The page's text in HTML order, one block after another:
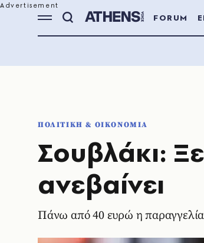
FORUM
ΠΟΛΙΤΙΚΗ & ΟΙΚΟΝΟΜΙΑ
Σουβλάκι:
ανεβαίνει
Πάνω από 40 ευρώ η παραγγελία